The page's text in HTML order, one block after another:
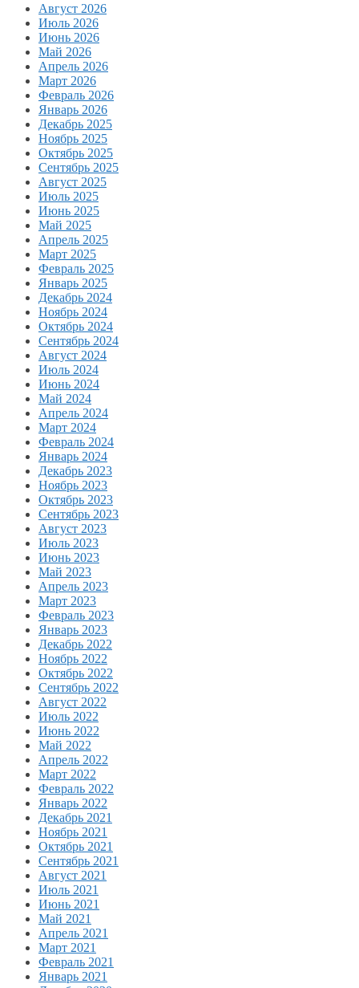
Август 2026
Июль 2026
Июнь 2026
Май 2026
Апрель 2026
Март 2026
Февраль 2026
Январь 2026
Декабрь 2025
Ноябрь 2025
Октябрь 2025
Сентябрь 2025
Август 2025
Июль 2025
Июнь 2025
Май 2025
Апрель 2025
Март 2025
Февраль 2025
Январь 2025
Декабрь 2024
Ноябрь 2024
Октябрь 2024
Сентябрь 2024
Август 2024
Июль 2024
Июнь 2024
Май 2024
Апрель 2024
Март 2024
Февраль 2024
Январь 2024
Декабрь 2023
Ноябрь 2023
Октябрь 2023
Сентябрь 2023
Август 2023
Июль 2023
Июнь 2023
Май 2023
Апрель 2023
Март 2023
Февраль 2023
Январь 2023
Декабрь 2022
Ноябрь 2022
Октябрь 2022
Сентябрь 2022
Август 2022
Июль 2022
Июнь 2022
Май 2022
Апрель 2022
Март 2022
Февраль 2022
Январь 2022
Декабрь 2021
Ноябрь 2021
Октябрь 2021
Сентябрь 2021
Август 2021
Июль 2021
Июнь 2021
Май 2021
Апрель 2021
Март 2021
Февраль 2021
Январь 2021